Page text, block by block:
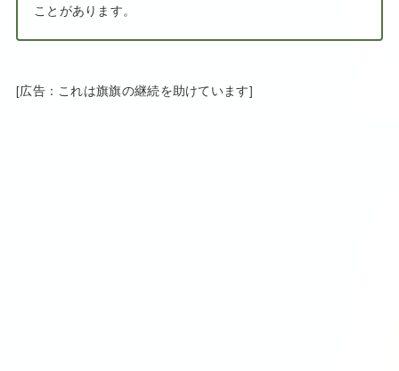
ことがあります。
[広告：これは旗旗の継続を助けています]